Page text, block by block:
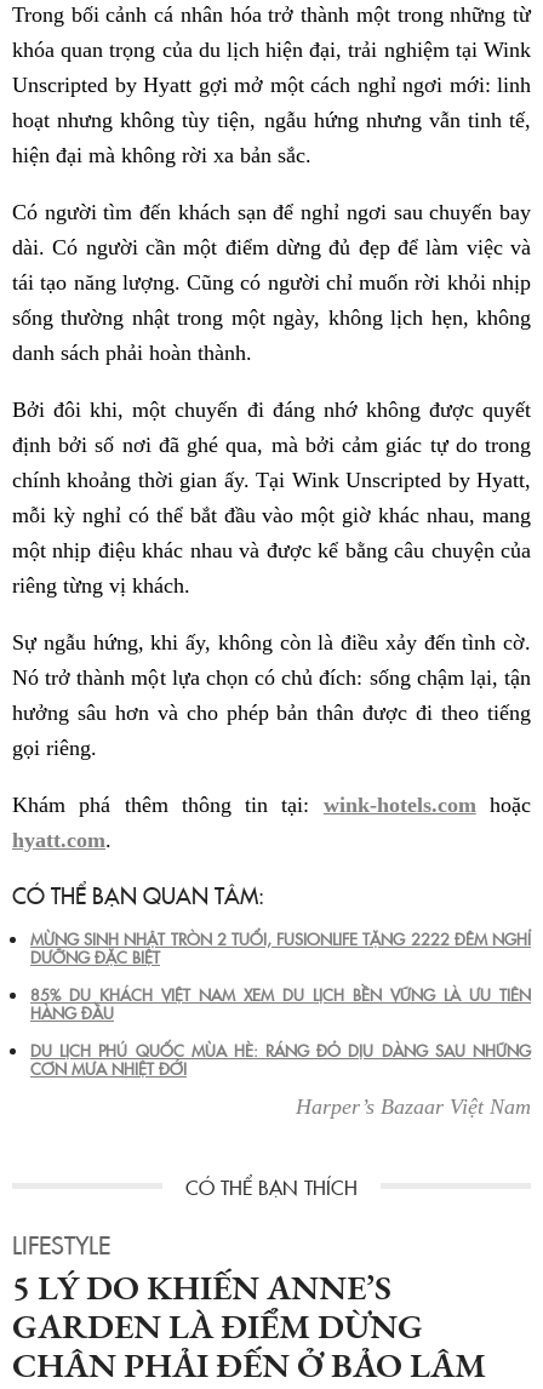
Trong bối cảnh cá nhân hóa trở thành một trong những từ
khóa quan trọng của du lịch hiện đại, trải nghiệm tại Wink
Unscripted by Hyatt gợi mở một cách nghỉ ngơi mới: linh
hoạt nhưng không tùy tiện, ngẫu hứng nhưng vẫn tinh tế,
hiện đại mà không rời xa bản sắc.
Có người tìm đến khách sạn để nghỉ ngơi sau chuyến bay
dài. Có người cần một điểm dừng đủ đẹp để làm việc và
tái tạo năng lượng. Cũng có người chỉ muốn rời khỏi nhịp
sống thường nhật trong một ngày, không lịch hẹn, không
danh sách phải hoàn thành.
Bởi đôi khi, một chuyến đi đáng nhớ không được quyết
định bởi số nơi đã ghé qua, mà bởi cảm giác tự do trong
chính khoảng thời gian ấy. Tại Wink Unscripted by Hyatt,
mỗi kỳ nghỉ có thể bắt đầu vào một giờ khác nhau, mang
một nhịp điệu khác nhau và được kể bằng câu chuyện của
riêng từng vị khách.
Sự ngẫu hứng, khi ấy, không còn là điều xảy đến tình cờ.
Nó trở thành một lựa chọn có chủ đích: sống chậm lại, tận
hưởng sâu hơn và cho phép bản thân được đi theo tiếng
gọi riêng.
Khám phá thêm thông tin tại: wink-hotels.com hoặc
hyatt.com.
CÓ THỂ BẠN QUAN TÂM:
MỪNG SINH NHẬT TRÒN 2 TUỔI, FUSIONLIFE TẶNG 2222 ĐÊM NGHỈ
DƯỠNG ĐẶC BIỆT
85% DU KHÁCH VIỆT NAM XEM DU LỊCH BỀN VỮNG LÀ ƯU TIÊN
HÀNG ĐẦU
DU LỊCH PHÚ QUỐC MÙA HÈ: RÁNG ĐỎ DỊU DÀNG SAU NHỮNG
CƠN MƯA NHIỆT ĐỚI
Harper’s Bazaar Việt Nam
LIFESTYLE
5 LÝ DO KHIẾN ANNE’S
GARDEN LÀ ĐIỂM DỪNG
CHÂN PHẢI ĐẾN Ở BẢO LÂM